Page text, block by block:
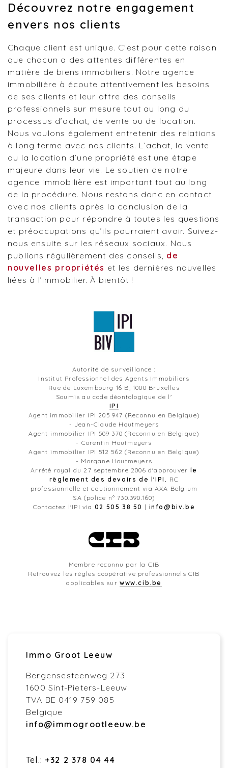
Découvrez notre engagement
envers nos clients
Chaque client est unique. C’est pour cette raison
que chacun a des attentes différentes en
matière de biens immobiliers. Notre agence
immobilière à écoute attentivement les besoins
de ses clients et leur offre des conseils
professionnels sur mesure tout au long du
processus d’achat, de vente ou de location.
Nous voulons également entretenir des relations
à long terme avec nos clients. L’achat, la vente
ou la location d’une propriété est une étape
majeure dans leur vie. Le soutien de notre
agence immobilière est important tout au long
de la procédure. Nous restons donc en contact
avec nos clients après la conclusion de la
transaction pour répondre à toutes les questions
et préoccupations qu’ils pourraient avoir. Suivez-
nous ensuite sur les réseaux sociaux. Nous
publions régulièrement des conseils, de
nouvelles propriétés et les dernières nouvelles
liées à l’immobilier. À bientôt !
Autorité de surveillance :
Institut Professionnel des Agents Immobiliers
Rue de Luxembourg 16 B, 1000 Bruxelles
Soumis au code déontologique de l'
IPI
Agent immobilier IPI 205 947 (Reconnu en Belgique)
- Jean-Claude Houtmeyers
Agent immobilier IPI 509 370 (Reconnu en Belgique)
- Corentin Houtmeyers
Agent immobilier IPI 512 562 (Reconnu en Belgique)
- Morgane Houtmeyers
Arrêté royal du 27 septembre 2006 d'approuver le
règlement des devoirs de l'IPI. RC
professionnelle et cautionnement via AXA Belgium
SA (police n° 730.390.160)
Contactez l'IPI via 02 505 38 50 | info@biv.be
Membre reconnu par la CIB
Retrouvez les règles coopérative professionnels CIB
applicables surwww.cib.be
Immo Groot Leeuw
Bergensesteenweg 273
1600 Sint-Pieters-Leeuw
TVA BE 0419 759 085
Belgique
info@immogrootleeuw.be
Tel.: +32 2 378 04 44